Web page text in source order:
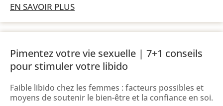
EN SAVOIR PLUS
Pimentez votre vie sexuelle | 7+1 conseils
pour stimuler votre libido
Faible libido chez les femmes : facteurs possibles et
moyens de soutenir le bien-être et la confiance en soi.